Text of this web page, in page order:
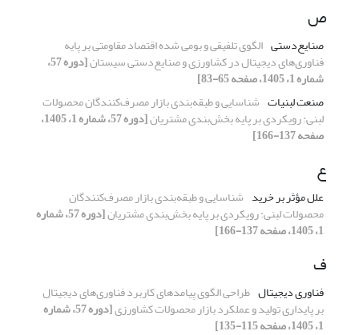
ص
صنایع‌دستی الگوی تلفیقی و بومی شده اقتصاد مقاومتی بر پایه
فناوری‌های دیجیتال در کشاورزی و صنایع‌دستی سیستان [دوره 57،
شماره 1، 1405، صفحه 65-83]
صنعت لبنیات شناسایی و طبقه‌بندی بازار مصرف‌کنندگان محصولات
لبنی: رویکردی بر پایه بخش‌بندی مشتریان [دوره 57، شماره 1، 1405،
صفحه 137-166]
ع
علل مؤثر بر خرید شناسایی و طبقه‌بندی بازار مصرف‌کنندگان
محصولات لبنی: رویکردی بر پایه بخش‌بندی مشتریان [دوره 57، شماره
1، 1405، صفحه 137-166]
ف
فناوری دیجیتال طراحی الگوی پیامدهای کاربرد فناوری‌های دیجیتال
بر پایداری تولید و عملکرد بازار محصولات کشاورزی [دوره 57، شماره
1، 1405، صفحه 115-135]